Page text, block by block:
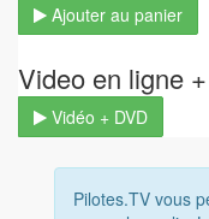
Ajouter au panier
Video en ligne
Vidéo + DVD
Pilotes.TV vous